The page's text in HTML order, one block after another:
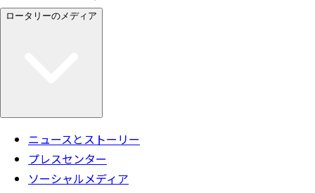
ロータリーのメディア
ニュースとストーリー
プレスセンター
ソーシャルメディア